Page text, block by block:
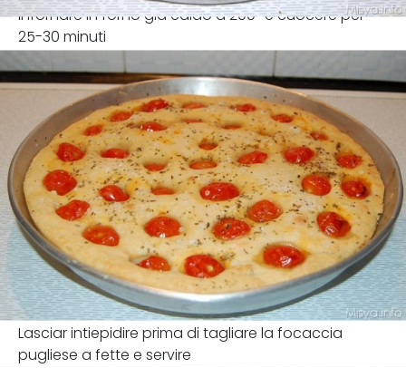
Infornare in forno già caldo a 200° e cuocere per
25-30 minuti
Lasciar intiepidire prima di tagliare la focaccia
pugliese a fette e servire